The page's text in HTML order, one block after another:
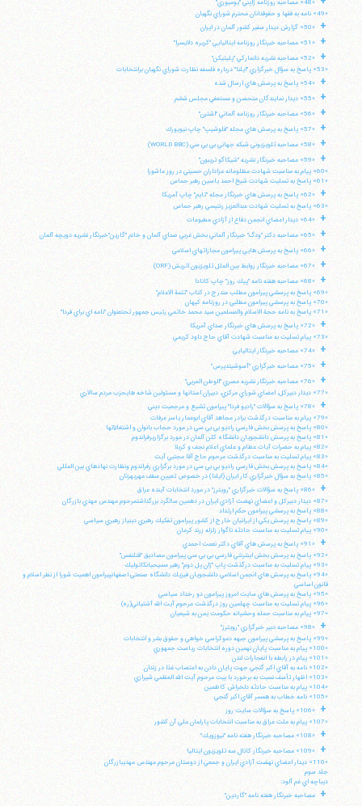
«48» مصاحبه روزنامه ژاپني "يوميوري"
«49» نامه به فقها و حقوقدانان محترم شوراي نگهبان
+ «50» گزارش ديدار سفير كشور آلمان در ايران
+ «51» مصاحبه خبرنگار روزنامه ايتاليايي "كريره دلايسرا"
+
«52» مصاحبه نشريه دانماركي "پليتيكن"
«53» پاسخ به سؤال خبرگزاري "ايلنا" درباره فلسفه نظارت شوراي نگهبان برانتخابات
+ «54» پاسخ به پرسش هاي ارسال شده
+ «55» ديدار نمايندگان متحصن و مستعفي مجلس ششم
+ «56» مصاحبه خبرنگار روزنامه آلماني "اشترن"
+ «57» پاسخ به پرسش هاي مجله "فلوشيپ" چاپ نيويورك
+ «58» مصاحبه تلويزيوني شبكه جهاني بي بي سي (WORLD BBC)
+
«59» مصاحبه خبرنگار نشريه "شيكاگو تريبون"
«60» پيام به مناسبت شهادت مظلومانه عزاداران حسيني در روز عاشورا
«61» پاسخ به تسليت شهادت شيخ احمد ياسين رهبر حماس
+
«62» پاسخ به پرسش هاي خبرنگار مجله "تايم" چاپ آمريكا
«63» پاسخ به تسليت شهادت عبدالعزيز رنتيسي رهبر حماس
+ «64» ديدار اعضاي انجمن دفاع از آزادي مطبوعات
+ «65» مصاحبه دكتر "ودگ" خبرنگار آلماني بخش غربي صداي آلمان و خانم "گارين"خبرنگار نشريه دويچه آلمان
+ «66» پاسخ به پرسش هايي پيرامون مجازاتهاي اسلامي
+ «67» مصاحبه خبرنگار روابط بين الملل تلويزيون اتريش (ORF)
+
«68» مصاحبه هفته نامه "پيك روز" چاپ كانادا
«69» پاسخ به پرسشي پيرامون مطلب مندرج در كتاب "تتمة الاعلام"
«70» پاسخ به پرسشي پيرامون مطلبي در روزنامه كيهان
«71» پاسخ به نامه حجة الاسلام والمسلمين سيد محمد خاتمي رئيس جمهور تحتعنوان "نامه اي براي فردا"
+
«72» پاسخ به پرسش هاي خبرنگار صداي آمريكا
«73» پيام تسليت به مناسبت شهادت آقاي حاج داود كريمي
+ «74» مصاحبه خبرنگار ايتاليايي
+ «75» مصاحبه خبرگزاري "آسوشيتدپرس"
+
«76» مصاحبه خبرنگار نشريه مصري "الوطن العربي"
«77» ديدار دبيركل، اعضاي شوراي مركزي، دبيران استانها و مسئولين شاخه هايحزب مردم سالاري
+
«78» پاسخ به سؤالات "راديو فردا" پيرامون تشيع و مرجعيت ديني
«79» پيام به مناسبت درگذشت برادر مجاهد آقاي ابوعمار ياسر عرفات
«80» پاسخ به پرسش بخش فارسي راديو بي بي سي در مورد حجاب بانوان و اشتغالآنها
«81» پاسخ به پرسش دانشجويان دانشگاه كلن آلمان در مورد برگزاريرفراندوم
«82» پيام به حضرات آيات عظام و علماي اعلام نجف و كربلا
«83» پيام تسليت به مناسبت درگذشت مرحوم حاج آقا مجتبي آيت
«84» پاسخ به پرسش بخش فارسي راديو بي بي سي در مورد برگزاري رفراندوم ونظارت نهادهاي بين المللي
«85» پاسخ به سؤال خبرگزاري كار ايران (ايلنا) در خصوص تعيين سقف مهريهزنان
+
«86» پاسخ به سؤالات خبرگزاري "رويترز" در مورد انتخابات آينده عراق
«87» ديدار دبيركل و اعضاي نهضت آزادي ايران در دهمين سالگرد بزرگداشتمرحوم مهندس مهدي بازرگان
«88» پاسخ به پرسشي پيرامون حكم ارتداد
«89» پاسخ به پرسش يكي از ايرانيان خارج از كشور پيرامون تفكيك رهبري دينياز رهبري سياسي
«90» پيام تسليت به مناسبت حادثه ناگوار زلزله زرند كرمان
+
«91» پاسخ به پرسش هاي آقاي دكتر نعمت احمدي
«92» پاسخ به پرسش بخش اينترنتي فارسي بي بي سي پيرامون مصاديق "قتلنفس"
«93» پيام تسليت به مناسبت درگذشت پاپ "ژان پل دوم" رهبر مسيحيانكاتوليك
«94» پاسخ به پرسش هاي انجمن اسلامي دانشجويان فيزيك دانشگاه صنعتي اصفهانپيرامون اهميت شورا از نظر اسلام و
قانون اساسي
«95» پاسخ به پرسش هاي سايت امروز پيرامون دو رخداد سياسي
«96» پيام تسليت به مناسبت چهلمين روز درگذشت مرحوم آيت الله آشتياني(ره)
«97» پيام به مناسبت حمله وحشيانه حكومت يمن به شيعيان
+
«98» مصاحبه دبير خبرگزاري "رويترز"
«99» پاسخ به پرسشي پيرامون جبهه دموكراسي خواهي و حقوق بشر و انتخابات
«100» پيام به مناسبت پايان نهمين دوره انتخابات رياست جمهوري
«101» پيام در رابطه با انفجارات لندن
«102» نامه به آقاي اكبر گنجي جهت پايان دادن به اعتصاب غذا در زندان
«103» اظهار تأسف نسبت به برخورد با بيت مرحوم آيت الله العظمي شيرازي
«104» پيام به مناسبت حادثه دلخراش كاظمين
«105» نامه خطاب به همسر آقاي اكبر گنجي
+
«106» پاسخ به سؤالات سايت روز
«107» پيام به ملت عراق به مناسبت انتخابات پارلمان ملي آن كشور
+ «108» مصاحبه خبرنگار هفته نامه "نيوزويك"
+
«109» مصاحبه خبرنگار كانال سه تلويزيون ايتاليا
«110» ديدار اعضاي نهضت آزادي ايران و جمعي از دوستان مرحوم مهندس مهديبازرگان
جلد سوم
ديباچه اي غم آلود:
+ مصاحبه خبرنگار هفته نامه "گاردين"
وب سایت رسمی آیت‌الله منتظری
ایران،قم ،میدان مصلّی، بلوار شهید محمّد منتظری، كوچه
تلفن 37740011-25-98+ تا 14
فکس37740015-25-98+